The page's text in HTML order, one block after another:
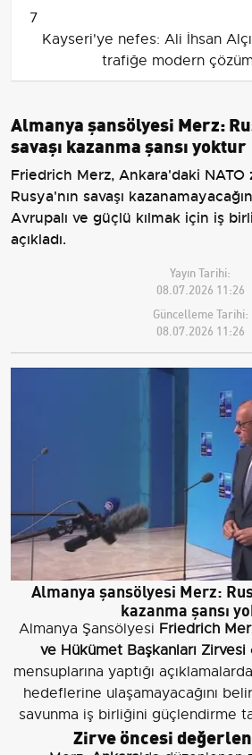
7
Kayseri'ye nefes: Ali İhsan
trafiğe modern
Almanya şansölyesi Merz:
savaşı kazanma şansı yoktur
Friedrich Merz, Ankara'daki NATO
Rusya'nın savaşı
Avrupalı ve güçlü kılmak için iş
açıkladı.
Yayın Tarihi:
08.07.2026 11:26
Güncelleme Tarihi:
08.07.2026 11:26
Almanya şansölyesi Merz:
kazanma şansı
Almanya Şansölyesi Friedrich
ve Hükümet Başkanları Zirvesi
mensuplarına yaptığı
hedeflerine ulaşamayacağını
savunma iş birliğini güçlendirme
Zirve öncesi